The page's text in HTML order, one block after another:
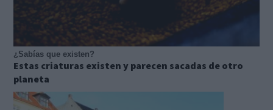
¿Sabías que existen?
Estas criaturas existen y parecen sacadas de otro
planeta